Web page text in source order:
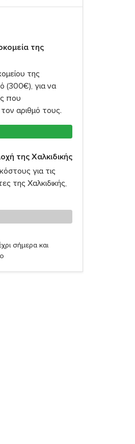
της
της
(300€), για να
που
αριθμό τους.
της Χαλκιδικής
για τις
της Χαλκιδικής,
σήμερα και